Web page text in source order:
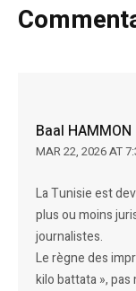
Baal HAMMON
MAR 22, 2026 AT
La Tunisie est
plus ou moins
journalistes.
Le règne des
kilo battata »,